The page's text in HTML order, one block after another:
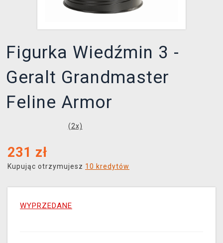
Figurka Wiedźmin 3 -
Geralt Grandmaster
Feline Armor
(2x)
231 zł
Kupując otrzymujesz 10 kredytów
WYPRZEDANE